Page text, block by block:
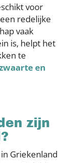
voor
redelijke
vaak
is, helpt het
te
en
zijn
Griekenland